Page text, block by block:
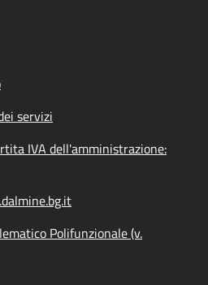
servizi
IVA dell'amministrazione:
Polifunzionale (v.